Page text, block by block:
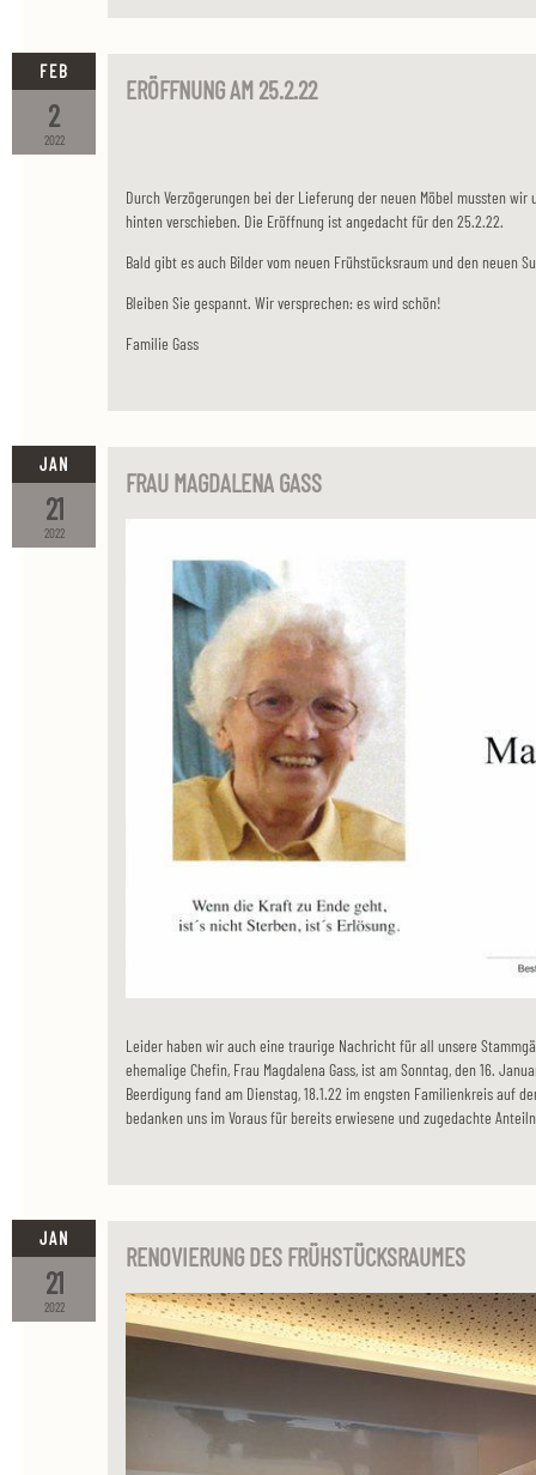
2022
2
FEB
ERÖFFNUNG AM 25.2.22
Durch Verzögerungen bei der Lieferung der neuen Möbel mussten
hinten verschieben. Die Eröffnung ist angedacht für den 25.2.22.
Bald gibt es auch Bilder vom neuen Frühstücksraum und den neuen
Bleiben Sie gespannt. Wir versprechen: es wird schön!
Familie Gass
2022
21
JAN
FRAU MAGDALENA GASS
Leider haben wir auch eine traurige Nachricht für all unsere
ehemalige Chefin, Frau Magdalena Gass, ist am Sonntag, den 16.
Beerdigung fand am Dienstag, 18.1.22 im engsten Familienkreis auf
bedanken uns im Voraus für bereits erwiesene und zugedachte
2022
21
JAN
RENOVIERUNG DES FRÜHSTÜCKSRAUMES